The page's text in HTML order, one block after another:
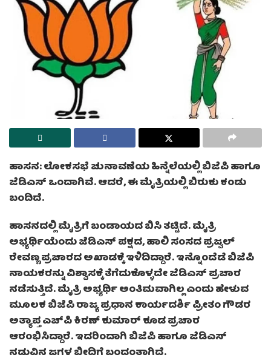
ಹಾಸನ: ಲೋಕಸಭೆ ಚುನಾವಣೆಯ ಹಿನ್ನೆಲೆಯಲ್ಲಿ ಬಿಜೆಪಿ ಹಾಗೂ
ಜೆಡಿಎಸ್ ಒಂದಾಗಿವೆ. ಆದರೆ, ಈ ಮೈತ್ರಿಯಲ್ಲಿ ಬಿರುಕು ಕಂಡು
ಬಂದಿದೆ.
ಹಾಸನದಲ್ಲಿ ಮೈತ್ರಿಗೆ ಬಂಡಾಯದ ಬಿಸಿ ತಟ್ಟಿದೆ. ಮೈತ್ರಿ
ಅಭ್ಯರ್ಥಿಯೆಂದು ಜೆಡಿಎಸ್ ಪಕ್ಷದ, ಹಾಲಿ ಸಂಸದ ಪ್ರಜ್ವಲ್
ರೇವಣ್ಣ ಪ್ರಚಾರದ ಅಖಾಡಕ್ಕೆ ಇಳಿದಿದ್ದಾರೆ. ಇನ್ನೊಂದೆಡೆ ಬಿಜೆಪಿ
ನಾಯಕರನ್ನು ವಿಶ್ವಾಸಕ್ಕೆ ತೆಗೆದುಕೊಳ್ಳದೇ ಜೆಡಿಎಸ್ ಪ್ರಚಾರ
ನಡೆಸುತ್ತಿದೆ. ಮೈತ್ರಿ ಅಭ್ಯರ್ಥಿ ಅಂತಿಮವಾಗಿಲ್ಲ ಎಂದು ಹೇಳುವ
ಮೂಲಕ ಬಿಜೆಪಿ ರಾಜ್ಯ ಪ್ರಧಾನ ಕಾರ್ಯದರ್ಶಿ ಪ್ರೀತಂ ಗೌಡರ
ಅತ್ಯಾಪ್ತ ಎಚ್​ಪಿ ಕಿರಣ್ ಕುಮಾರ್ ಕೂಡ ಪ್ರಚಾರ
ಆರಂಭಿಸಿದ್ದಾರೆ. ಇದರಿಂದಾಗಿ ಬಿಜೆಪಿ ಹಾಗೂ ಜೆಡಿಎಸ್
ನಡುವಿನ ಜಗಳ ಬೀದಿಗೆ ಬಂದಂತಾಗಿದೆ.